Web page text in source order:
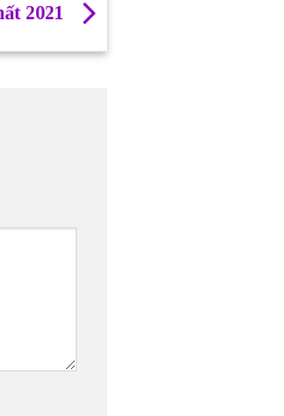
2021